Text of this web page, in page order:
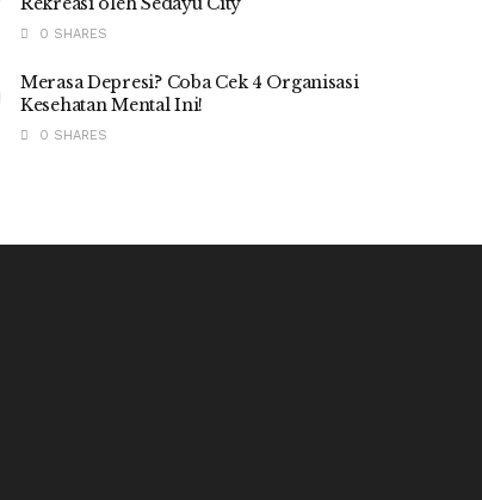
0 SHARES
Merasa Depresi? Coba Cek 4 Organisasi
Kesehatan Mental Ini!
0 SHARES